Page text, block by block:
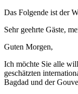
Das Folgende ist der
Sehr geehrte Gäste,
Guten Morgen,
Ich möchte Sie alle
geschätzten
Bagdad und der